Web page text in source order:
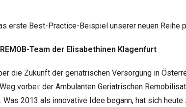
erste Best-Practice-Beispiel unserer neuen Reihe
Team der Elisabethinen Klagenfurt
die Zukunft der geriatrischen Versorgung in
vorbei: der Ambulanten Geriatrischen
Was 2013 als innovative Idee begann, hat sich